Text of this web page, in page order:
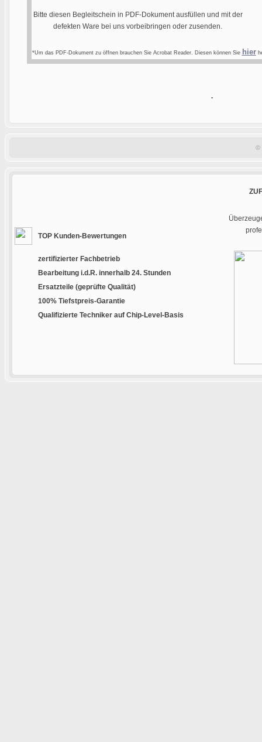
Bitte diesen Begleitschein in PDF-Dokument ausfüllen und mit der
defekten Ware bei uns vorbeibringen oder zusenden.
*Um das PDF-Dokument zu öffnen brauchen Sie Acrobat Reader. Diesen können Sie hier
.
©
TOP Kunden-Bewertungen
zertifizierter Fachbetrieb
Bearbeitung i.d.R. innerhalb 24. Stunden
Ersatzteile (geprüfte Qualität)
100% Tiefstpreis-Garantie
Qualifizierte Techniker auf Chip-Level-Basis